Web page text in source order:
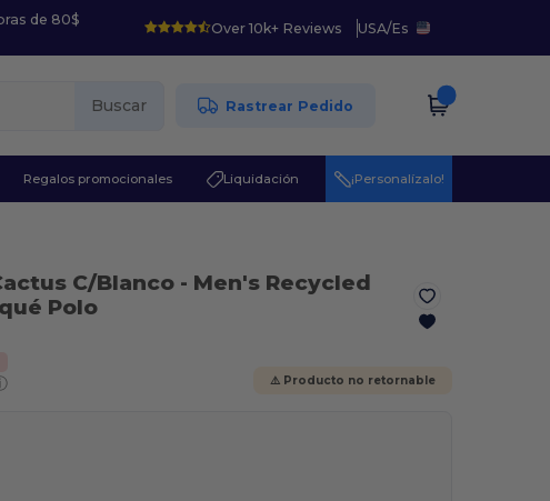
de 80$
Over 10k+ Reviews USA/Es
Buscar Rastrear Pedido
Regalos promocionales Liquidación ¡Personalízalo!
C/Blanco- Men's Recycled
Polo
⚠️ Producto no retornable